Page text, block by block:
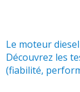
Le moteur
Découvrez les
(fiabilité,